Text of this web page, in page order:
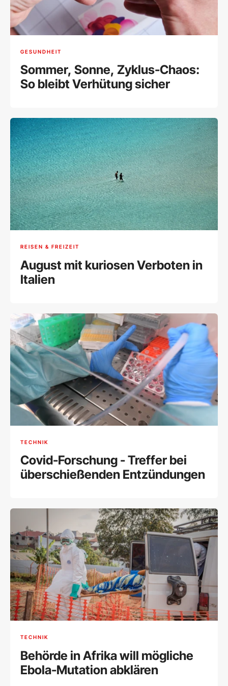
GESUNDHEIT
Sommer, Sonne, Zyklus-Chaos:
So bleibt Verhütung sicher
REISEN & FREIZEIT
August mit kuriosen Verboten in
Italien
TECHNIK
Covid-Forschung - Treffer bei
überschießenden Entzündungen
TECHNIK
Behörde in Afrika will mögliche
Ebola-Mutation abklären